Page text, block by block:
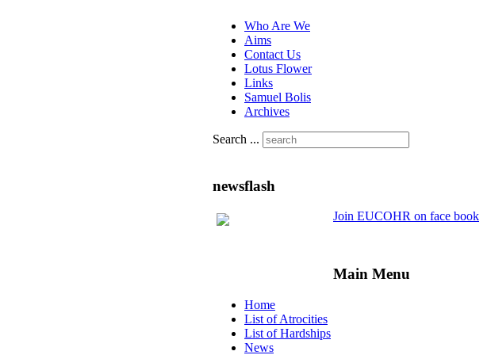
Who Are We
Aims
Contact Us
Lotus Flower
Links
Samuel Bolis
Archives
Search ...
newsflash
Join EUCOHR on face book
Main Menu
Home
List of Atrocities
List of Hardships
News